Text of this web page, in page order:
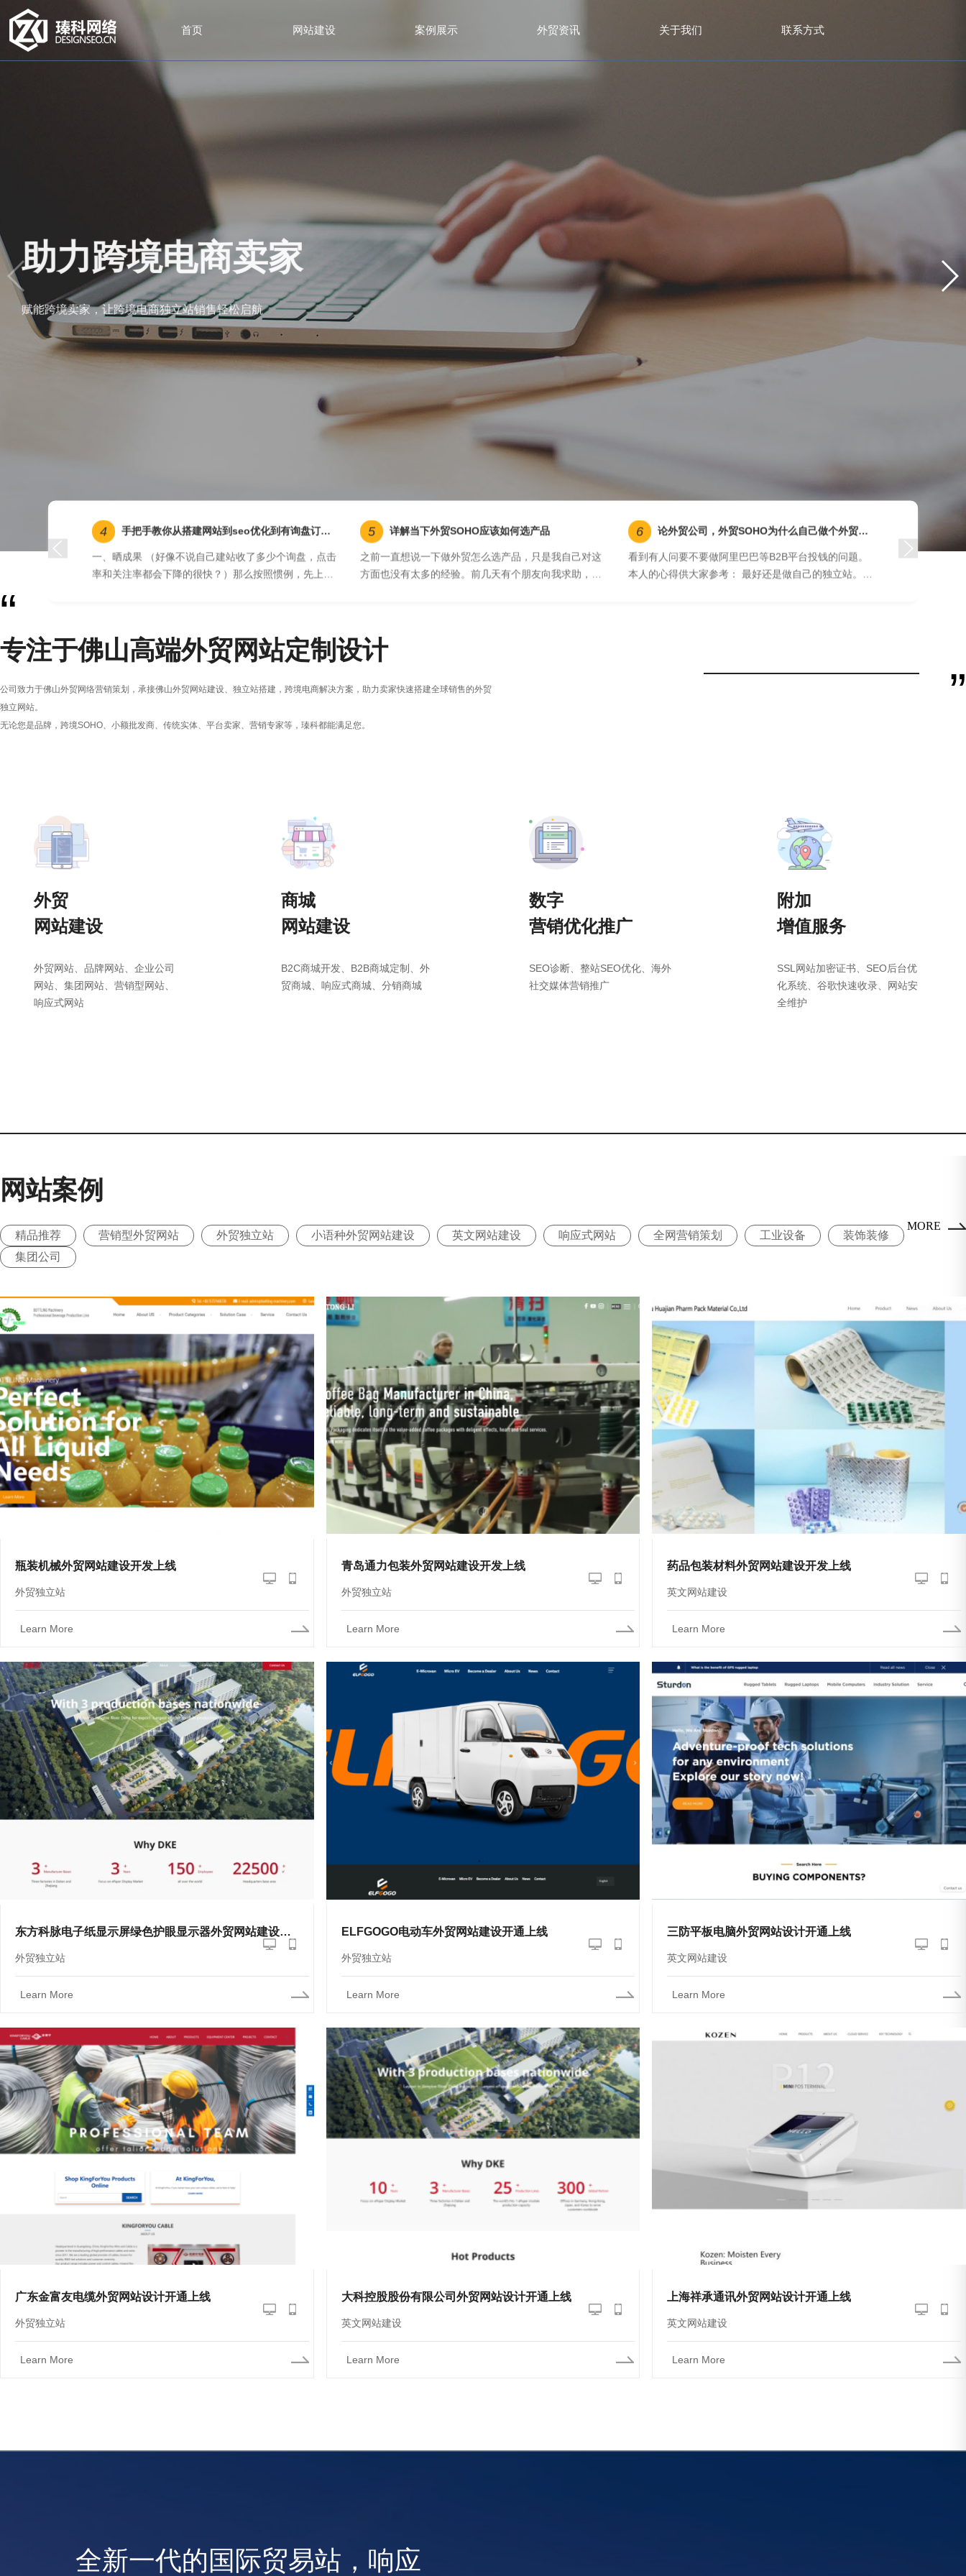
首页 网站建设 案例展示 外贸资讯 关于我们 联系方式
助力跨境电商卖家
赋能跨境卖家，让跨境电商独立站销售轻松启航
快速搭建一个
4 手把手教你从搭建网站到seo优化到有询盘订单的实战经验
一、晒成果 （好像不说自己建站收了多少个询盘，点击
率和关注率都会下降的很快？）那么按照惯例，先上图
5 详解当下外贸SOHO应该如何选产品
之前一直想说一下做外贸怎么选产品，只是我自己对这
方面也没有太多的经验。前几天有个朋友向我求助，说
6 论外贸公司，外贸SOHO为什么自己做个外贸网站的重要性
看到有人问要不要做阿里巴巴等B2B平台投钱的问题。
本人的心得供大家参考： 最好还是做自己的独立站。阿
序号 标题（H1-H4） 1 海外客户眼中
“
专注于佛山高端外贸网站定制设计
公司致力于佛山外贸网络营销策划，承接佛山外贸网站建设、独立站搭建，跨境电商解决方案，助力卖家快速搭建全球销售的外贸
独立网站。
无论您是品牌，跨境SOHO、小额批发商、传统实体、平台卖家、营销专家等，瑧科都能满足您。
”
外贸
网站建设
外贸网站、品牌网站、企业公司
网站、集团网站、营销型网站、
响应式网站
商城
网站建设
B2C商城开发、B2B商城定制、外
贸商城、响应式商城、分销商城
数字
营销优化推广
SEO诊断、整站SEO优化、海外
社交媒体营销推广
附加
增值服务
SSL网站加密证书、SEO后台优
化系统、谷歌快速收录、网站安
全维护
网站案例
MORE
精品推荐 营销型外贸网站 外贸独立站 小语种外贸网站建设 英文网站建设 响应式网站 全网营销策划 工业设备
装饰装修
集团公司
瓶装机械外贸网站建设开发上线
外贸独立站
Learn More
青岛通力包装外贸网站建设开发上线
外贸独立站
Learn More
药品包装材料外贸网站建设开发上线
英文网站建设
Learn More
东方科脉电子纸显示屏绿色护眼显示器外贸网站建设开发上线
外贸独立站
Learn More
ELFGOGO电动车外贸网站建设开通上线
外贸独立站
Learn More
三防平板电脑外贸网站设计开通上线
英文网站建设
Learn More
广东金富友电缆外贸网站设计开通上线
外贸独立站
Learn More
大科控股股份有限公司外贸网站设计开通上线
英文网站建设
Learn More
上海祥承通讯外贸网站设计开通上线
英文网站建设
Learn More
全新一代的国际贸易站，响应